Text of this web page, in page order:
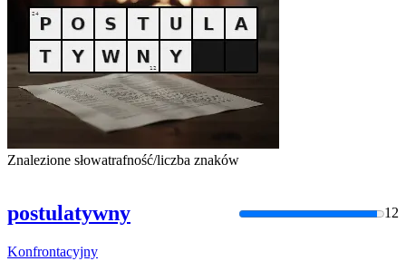
Znalezione słowatrafność/liczba znaków
postulatywny 12
Konfrontacyjny